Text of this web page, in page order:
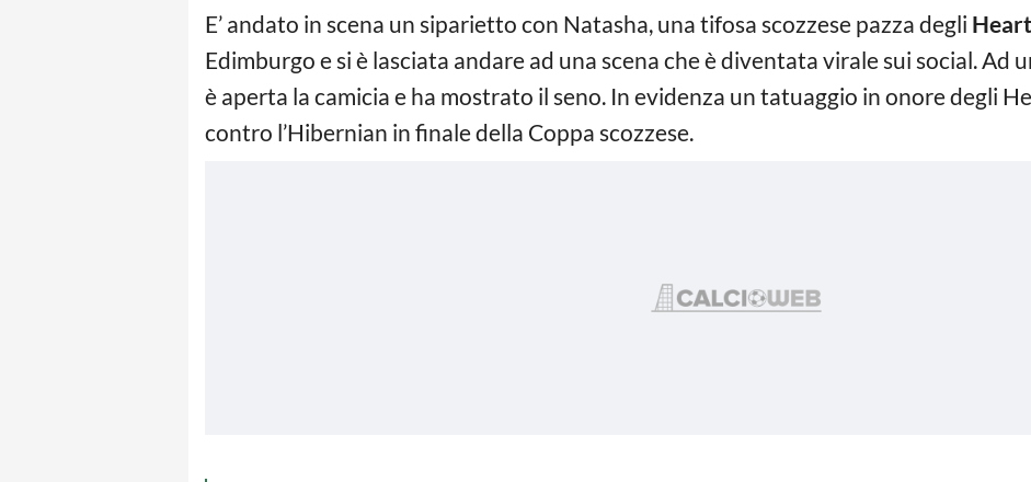
E’ andato in scena un siparietto con Natasha, una tifosa scozzese pazza degli
Edimburgo e si è lasciata andare ad una scena che è diventata virale sui social. Ad
è aperta la camicia e ha mostrato il seno. In evidenza un tatuaggio in onore degli
contro l’Hibernian in finale della Coppa scozzese.